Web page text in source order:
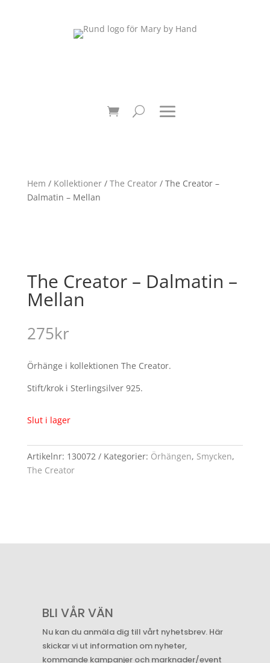
Hem / Kollektioner/ The Creator/ The Creator –
Dalmatin – Mellan
The Creator – Dalmatin –
Mellan
275kr
Örhänge i kollektionen The Creator.
Stift/krok i Sterlingsilver 925.
Slut i lager
Artikelnr: 130072 Kategorier: Örhängen, Smycken,
The Creator
BLI VÅR VÄN
Nu kan du anmäla dig till vårt nyhetsbrev. Här
skickar vi ut information om nyheter,
kommande kampanjer och marknader/event